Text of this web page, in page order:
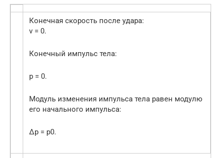
Конечная скорость после удара:
v = 0.
Конечный импульс тела:
p = 0.
Модуль изменения импульса тела равен модулю
его начального импульса:
∆p = p0.